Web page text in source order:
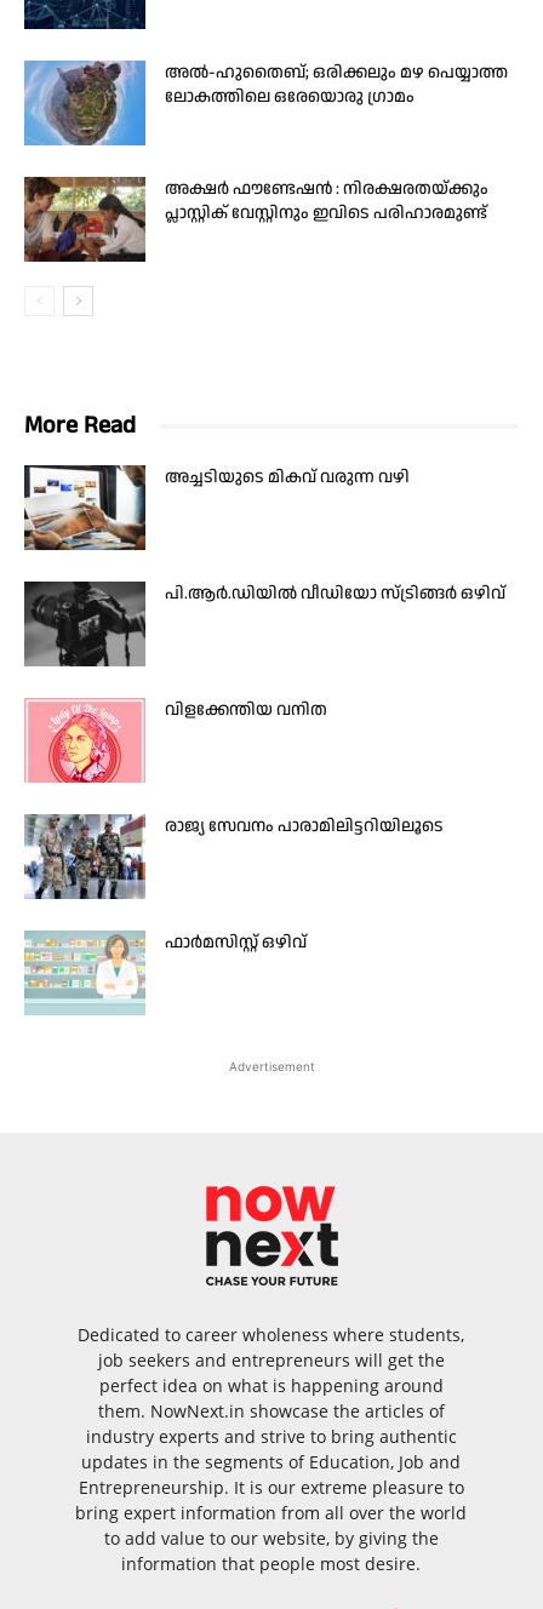
അൽ-ഹുതൈബ്; ഒരിക്കലും മഴ പെയ്യാത്ത
ലോകത്തിലെ ഒരേയൊരു ഗ്രാമം
അക്ഷർ ഫൗണ്ടേഷൻ : നിരക്ഷരതയ്ക്കും
പ്ലാസ്റ്റിക് വേസ്റ്റിനും ഇവിടെ പരിഹാരമുണ്ട്
More Read
അച്ചടിയുടെ മികവ് വരുന്ന വഴി
പി.ആർ.ഡിയിൽ വീഡിയോ സ്ട്രിങ്ങർ ഒഴിവ്
വിളക്കേന്തിയ വനിത
രാജ്യ സേവനം പാരാമിലിട്ടറിയിലൂടെ
ഫാർമസിസ്റ്റ് ഒഴിവ്
Advertisement
Dedicated to career wholeness where students,
job seekers and entrepreneurs will get the
perfect idea on what is happening around
them. NowNext.in showcase the articles of
industry experts and strive to bring authentic
updates in the segments of Education, Job and
Entrepreneurship. It is our extreme pleasure to
bring expert information from all over the world
to add value to our website, by giving the
information that people most desire.